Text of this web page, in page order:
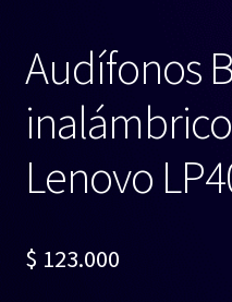
Audífonos
Lenovo
$ 123.000